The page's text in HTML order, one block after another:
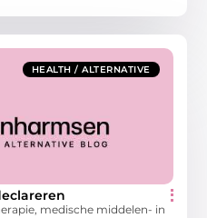
HEALTH / ALTERNATIVE
medische middelen- in